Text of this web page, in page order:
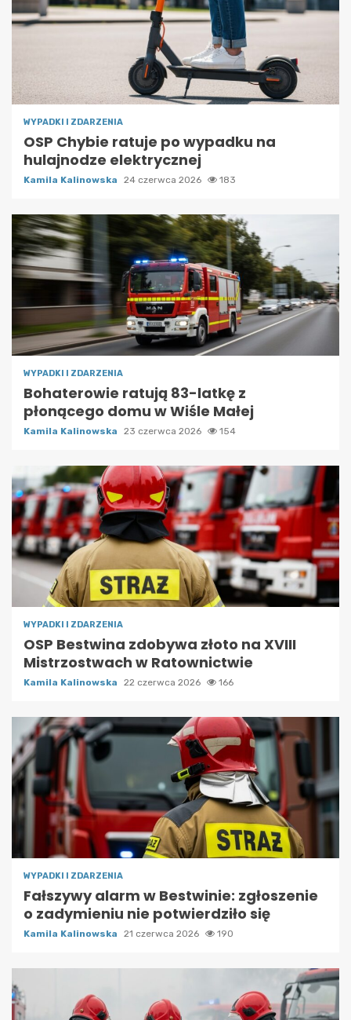
WYPADKI I ZDARZENIA
OSP Chybie ratuje po wypadku na
hulajnodze elektrycznej
Kamila Kalinowska 24 czerwca 2026 183
WYPADKI I ZDARZENIA
Bohaterowie ratują 83-latkę z
płonącego domu w Wiśle Małej
Kamila Kalinowska 23 czerwca 2026 154
WYPADKI I ZDARZENIA
OSP Bestwina zdobywa złoto na XVIII
Mistrzostwach w Ratownictwie
Kamila Kalinowska 22 czerwca 2026 166
WYPADKI I ZDARZENIA
Fałszywy alarm w Bestwinie: zgłoszenie
o zadymieniu nie potwierdziło się
Kamila Kalinowska 21 czerwca 2026 190